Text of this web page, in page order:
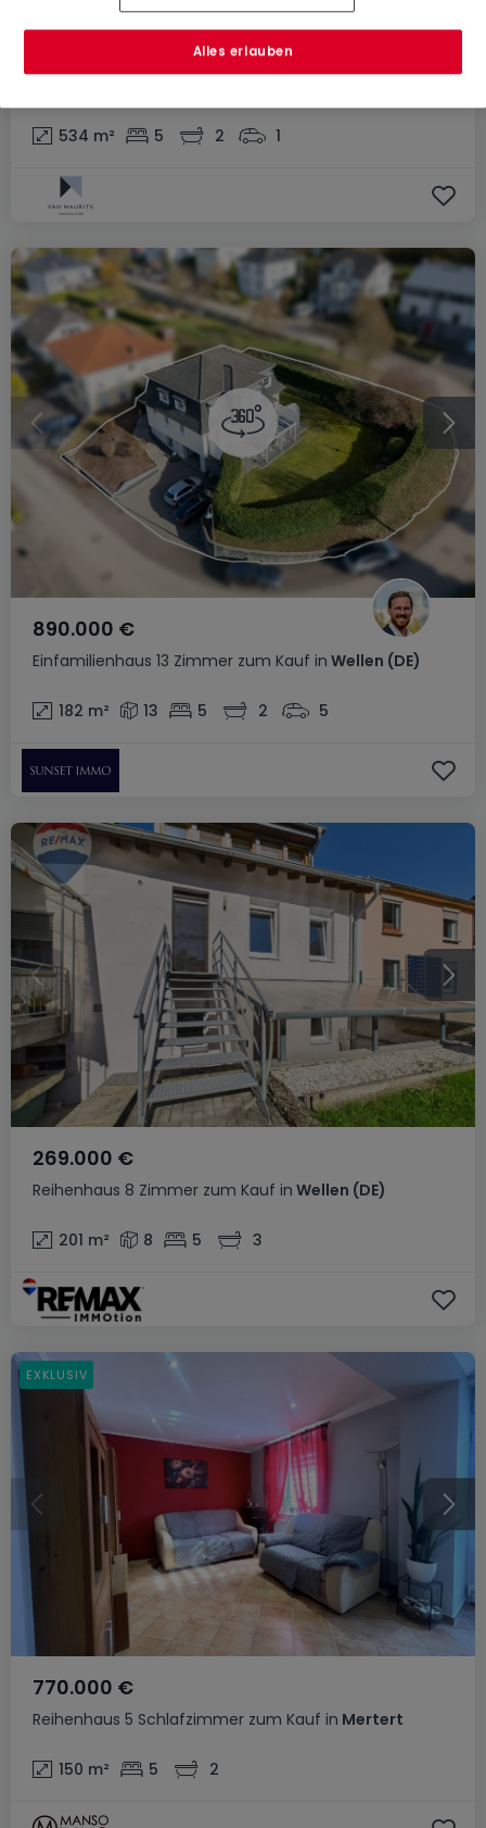
534 m² 5 2 1
Einfamilienhaus 13 Zimmer zum Kauf in Wellen (DE)
890.000 €
182 m² 13 5 2 5
Reihenhaus 8 Zimmer zum Kauf in Wellen (DE)
269.000 €
201 m² 8 5 3
Reihenhaus 5 Schlafzimmer zum Kauf in Mertert
770.000 €
150 m² 5 2
EXKLUSIV
Alles erlauben